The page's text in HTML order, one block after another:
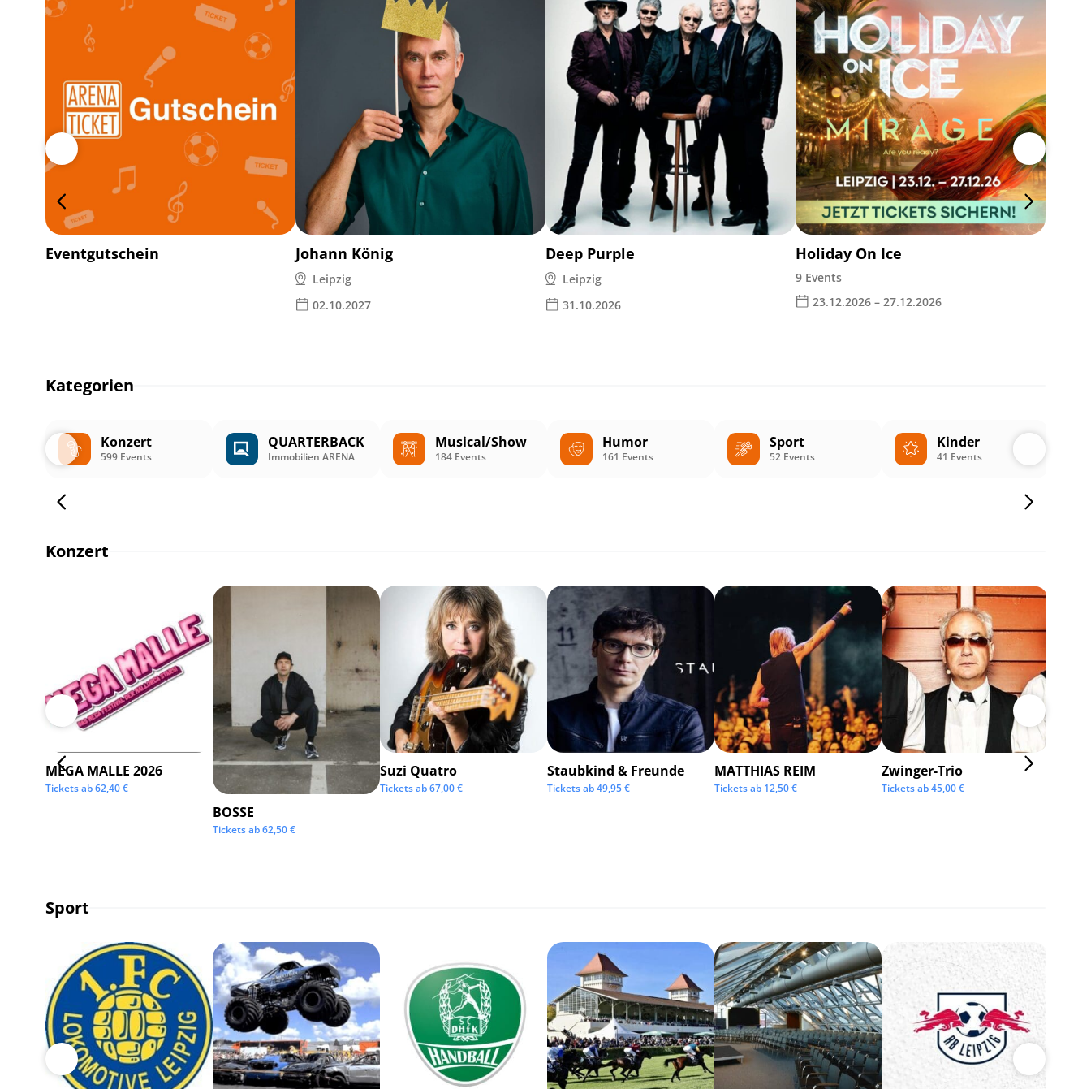
Eventgutschein Johann König
Leipzig
02.10.2027
Deep Purple
Leipzig
31.10.2026
Holiday On Ice
9 Events
23.12.2026 – 27.12.2026
Kategorien
Konzert
599 Events
QUARTERBACK
Immobilien ARENA
Musical/Show
184 Events
Humor
161 Events
Sport
52 Events
Kinder
41 Events
Konzert
MEGA MALLE 2026
Tickets ab62,40€
BOSSE
Tickets ab62,50€
Suzi Quatro
Tickets ab67,00€
Staubkind & Freunde
Tickets ab49,95€
MATTHIAS REIM
Tickets ab 12,50€
Zwinger-Trio
Tickets ab45,00€
Sport